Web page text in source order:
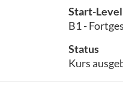
Start-Level
B1 -
Status
Kurs